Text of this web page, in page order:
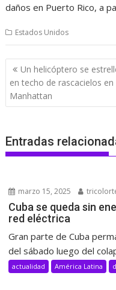
daños en Puerto Rico, a
Estados Unidos
Navegación
de
entradas
Un helicóptero se
en techo de rascacielos en
Manhattan
Entradas
marzo 15, 2025
Cuba se queda sin
red eléctrica
Gran parte de Cuba
del sábado luego del
actualidad América Latina